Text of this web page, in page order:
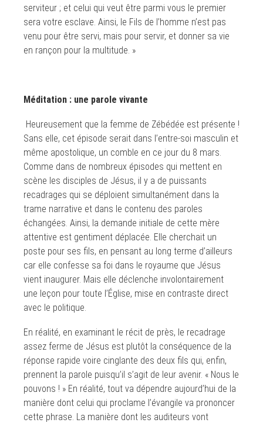
serviteur ; et celui qui veut être parmi vous le premier
sera votre esclave. Ainsi, le Fils de l’homme n’est pas
venu pour être servi, mais pour servir, et donner sa vie
en rançon pour la multitude. »
Méditation : une parole vivante
Heureusement que la femme de Zébédée est présente !
Sans elle, cet épisode serait dans l’entre-soi masculin et
même apostolique, un comble en ce jour du 8 mars.
Comme dans de nombreux épisodes qui mettent en
scène les disciples de Jésus, il y a de puissants
recadrages qui se déploient simultanément dans la
trame narrative et dans le contenu des paroles
échangées. Ainsi, la demande initiale de cette mère
attentive est gentiment déplacée. Elle cherchait un
poste pour ses fils, en pensant au long terme d’ailleurs
car elle confesse sa foi dans le royaume que Jésus
vient inaugurer. Mais elle déclenche involontairement
une leçon pour toute l’Église, mise en contraste direct
avec le politique.
En réalité, en examinant le récit de près, le recadrage
assez ferme de Jésus est plutôt la conséquence de la
réponse rapide voire cinglante des deux fils qui, enfin,
prennent la parole puisqu’il s’agit de leur avenir. « Nous le
pouvons ! » En réalité, tout va dépendre aujourd’hui de la
manière dont celui qui proclame l’évangile va prononcer
cette phrase. La manière dont les auditeurs vont